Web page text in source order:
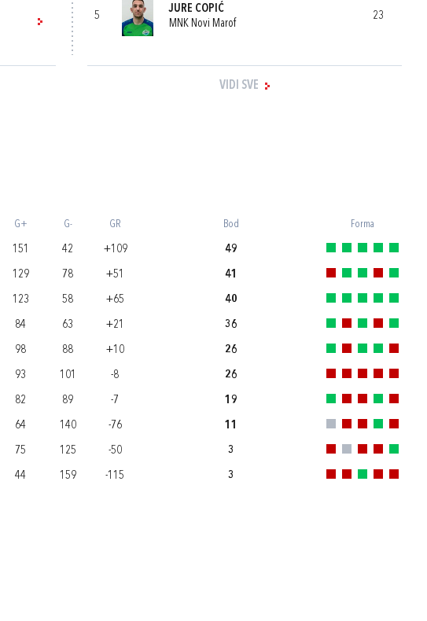
5
JURE COPIĆ
MNK Novi Marof
23
VIDI SVE
G+ G- GR Bod Forma
151 42 +109 49
129 78 +51 41
123 58 +65 40
84 63 +21 36
98 88 +10 26
93 101 -8 26
82 89 -7 19
64 140 -76 11
75 125 -50 3
44 159 -115 3